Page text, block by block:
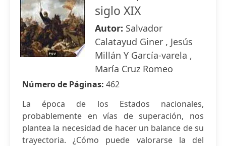
siglo XIX
Autor: Salvador
Calatayud Giner , Jesús
Millán Y García-varela ,
María Cruz Romeo
Número de Páginas: 462
La época de los Estados nacionales,
probablemente en vías de superación, nos
plantea la necesidad de hacer un balance de su
trayectoria. ¿Cómo puede valorarse la del